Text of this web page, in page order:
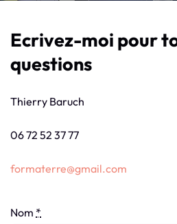
Ecrivez-moi pour
questions
Thierry Baruch
06 72 52 37 77
formaterre@gmail.com
Nom *